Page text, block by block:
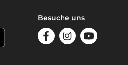
Besuche uns